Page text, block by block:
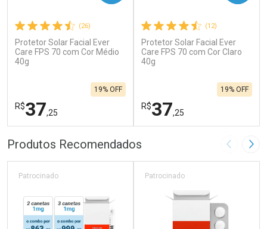
(26)
Protetor Solar Facial Ever
Care FPS 70 com Cor Médio
40g
R$37,25
19% OFF
FECHAR
Laboratório
FECHAR
Por Menos
(12)
Protetor Solar Facial Ever
Care FPS 70 com Cor Claro
40g
R$37,25
19% OFF
Laboratório
Por Menos
Produtos Recomendados Imagem
Patrocinado Patrocinado